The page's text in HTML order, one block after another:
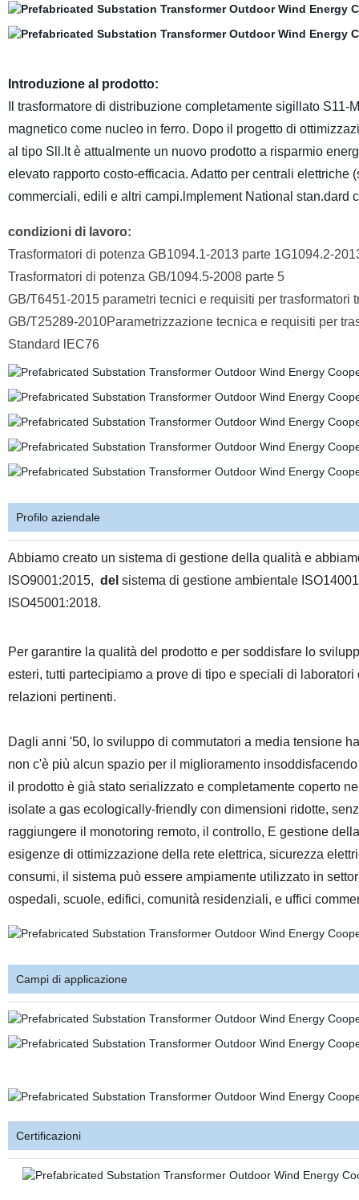
Introduzione al prodotto:
Il trasformatore di distribuzione completamente sigillato
magnetico come nucleo in ferro. Dopo il progetto di
al tipo Sll.lt è attualmente un nuovo prodotto a risparmio
elevato rapporto costo-efficacia. Adatto per centrali
commerciali, edili e altri campi.lmplement National stan.dard
condizioni di lavoro:
Trasformatori di potenza GB1094.1-2013 parte 1G1094.2-
Trasformatori di potenza GB/1094.5-2008 parte 5
GB/T6451-2015 parametri tecnici e requisiti per trasformatori
GB/T25289-2010Parametrizzazione tecnica e requisiti per
Standard lEC76
Profilo aziendale
Abbiamo creato un sistema di gestione della qualità e
ISO9001:2015, del sistema di gestione ambientale
ISO45001:2018.
Per garantire la qualità del prodotto e per soddisfare lo
esteri, tutti partecipiamo a prove di tipo e speciali di
relazioni pertinenti.
Dagli anni '50, lo sviluppo di commutatori a media tensione
non c'è più alcun spazio per il miglioramento
il prodotto è già stato serializzato e completamente coperto
isolate a gas ecologically-friendly con dimensioni ridotte,
raggiungere il monotoring remoto, il controllo, E gestione
esigenze di ottimizzazione della rete elettrica, sicurezza
consumi, il sistema può essere ampiamente utilizzato in
ospedali, scuole, edifici, comunità residenziali, e uffici
Campi di applicazione
Certificazioni